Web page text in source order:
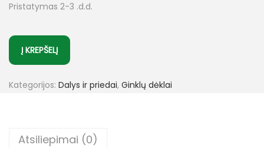
Pristatymas 2-3 .d.d.
Į KREPŠELĮ
Kategorijos: Dalys ir priedai, Ginklų dėklai
Atsiliepimai (0)